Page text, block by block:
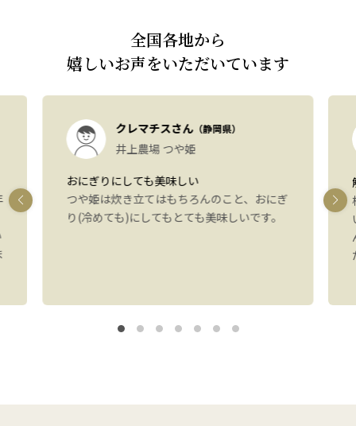
全国各地から
嬉しいお声をいただいています
クレマチスさん（静岡県）
井上農場 つや姫
おにぎりにしても美味しい
つや姫は炊き立てはもちろんのこと、おにぎ
り(冷めても)にしてもとても美味しいです。